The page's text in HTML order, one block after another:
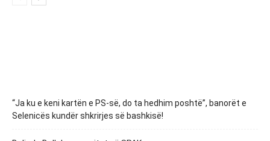
“Ja ku e keni kartën e PS-së, do ta hedhim poshtë”, banorët e
Selenicës kundër shkrirjes së bashkisë!